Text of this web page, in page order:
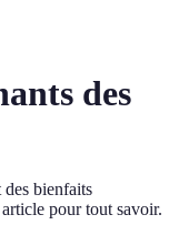
des
des bienfaits
pour tout savoir.